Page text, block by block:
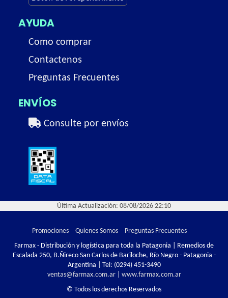
AYUDA
Como comprar
Contactenos
Preguntas Frecuentes
ENVÍOS
Consulte por envíos
Última Actualización: 08/08/2026 22:10
Promociones Quienes Somos
Preguntas Frecuentes
Farmax - Distribución y logística para toda la Patagonia | Remedios de
Escalada 250, B.Ñireco San Carlos de Bariloche, Río Negro - Patagonia -
Argentina | Tel: (0294) 451-3490
ventas@farmax.com.ar| www.farmax.com.ar
© Todos los derechos Reservados